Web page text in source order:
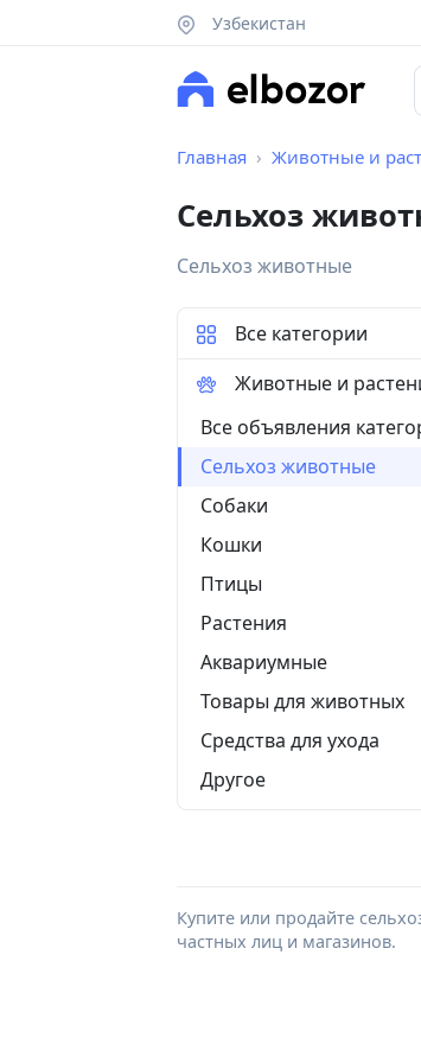
Узбекистан
Главная Животные и
Сельхоз
Сельхоз животные
Все категории
Животные и
Все объявления
Сельхоз животные
Собаки
Кошки
Птицы
Растения
Аквариумные
Товары для животных
Средства для ухода
Другое
Купите или продайте
частных лиц и магазинов.